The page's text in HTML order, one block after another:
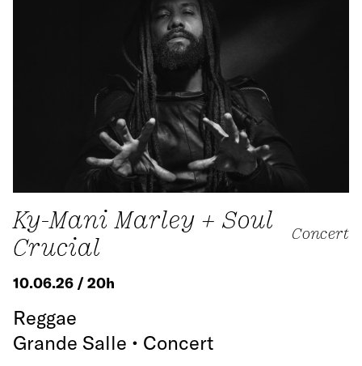
Ky-Mani Marley + Soul
Crucial
Concert
10.06.26 / 20h
Reggae
Grande Salle • Concert